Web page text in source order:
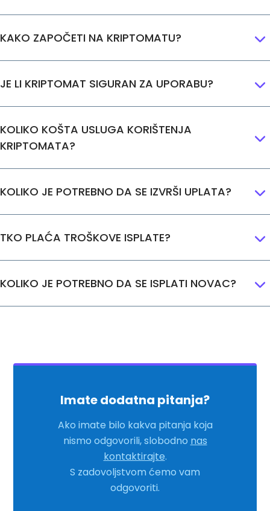
KAKO ZAPOČETI NA KRIPTOMATU?
JE LI KRIPTOMAT SIGURAN ZA UPORABU?
KOLIKO KOŠTA USLUGA KORIŠTENJA
KRIPTOMATA?
KOLIKO JE POTREBNO DA SE IZVRŠI UPLATA?
TKO PLAĆA TROŠKOVE ISPLATE?
KOLIKO JE POTREBNO DA SE ISPLATI NOVAC?
Imatedodatna pitanja?
Ako imate bilo kakva pitanja koja
nismo odgovorili, slobodno nas
kontaktirajte.
S zadovoljstvom ćemo vam
odgovoriti.